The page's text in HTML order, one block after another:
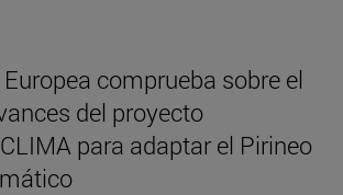
comprueba sobre el
del proyecto
para adaptar el Pirineo